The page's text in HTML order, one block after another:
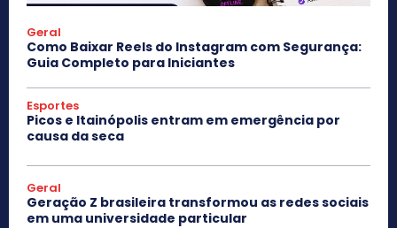
Geral
Como Baixar Reels do Instagram com Segurança:
Guia Completo para Iniciantes
Esportes
Picos e Itainópolis entram em emergência por
causa da seca
Geral
Geração Z brasileira transformou as redes sociais
em uma universidade particular